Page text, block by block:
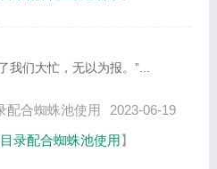
我们大忙，无以为报。”...
配合蜘蛛池使用
2023-06-19
录配合蜘蛛池使用】